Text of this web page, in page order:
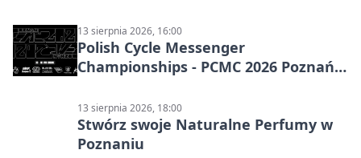
13 sierpnia 2026, 16:00
Polish Cycle Messenger
Championships - PCMC 2026 Poznań:
13 sierpnia 2026, 18:00
Stwórz swoje Naturalne Perfumy w
Poznaniu